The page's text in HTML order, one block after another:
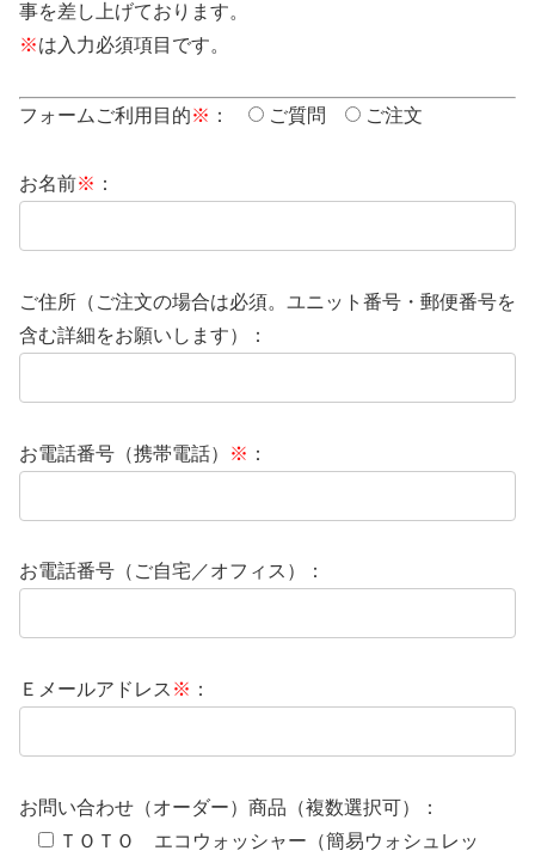
事を差し上げております。
※は入力必須項目です。
フォームご利用目的※ ： ご質問 ご注文
お名前※ ：
ご住所（ご注文の場合は必須。ユニット番号・郵便番号を
含む詳細をお願いします）：
お電話番号（携帯電話） ※ ：
お電話番号（ご自宅／オフィス）：
Ｅメールアドレス ※ ：
お問い合わせ（オーダー）商品（複数選択可）：
ＴＯＴＯ エコウォッシャー（簡易ウォシュレッ